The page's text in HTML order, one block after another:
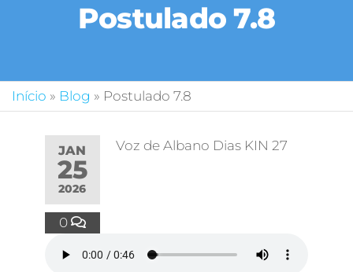
Postulado 7.8
Início » Blog » Postulado 7.8
JAN
25
2026
0
Voz de Albano Dias KIN 27